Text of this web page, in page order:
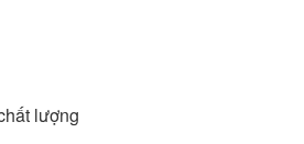
lượng